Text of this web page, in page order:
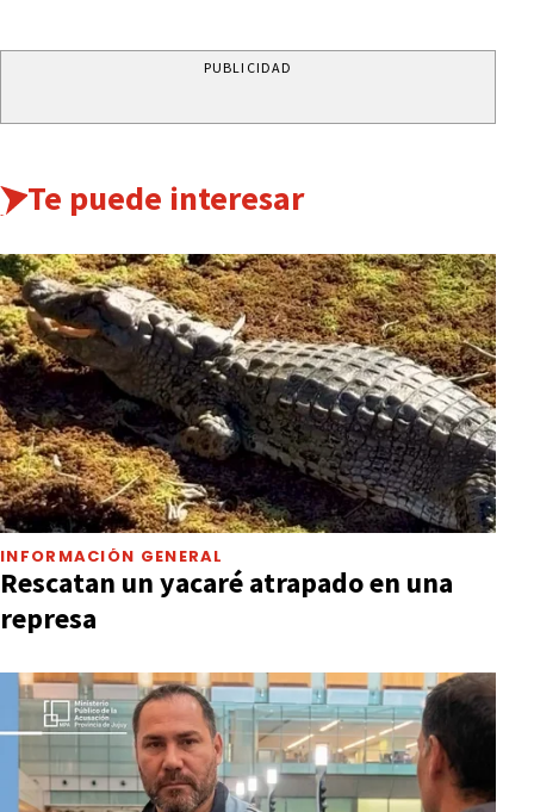
PUBLICIDAD
Te puede interesar
INFORMACIÓN GENERAL
Rescatan un yacaré atrapado en una
represa